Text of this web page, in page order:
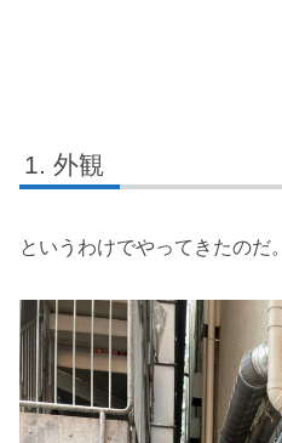
外観
というわけでやってきたのだ。